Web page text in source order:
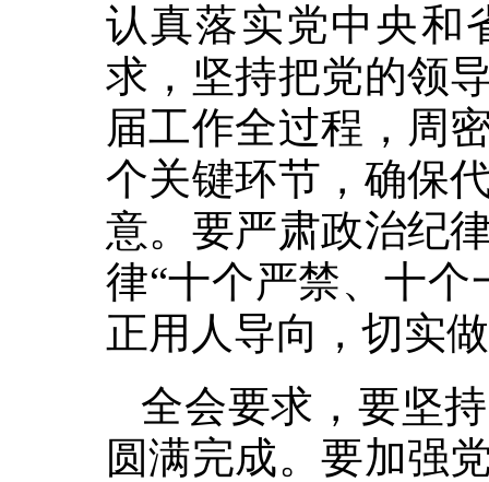
认真落实党中央和
求，坚持把党的领
届工作全过程，周
个关键环节，确保
意。要严肃政治纪
律“十个严禁、十
正用人导向，切实
全会要求，要坚
圆满完成。要加强